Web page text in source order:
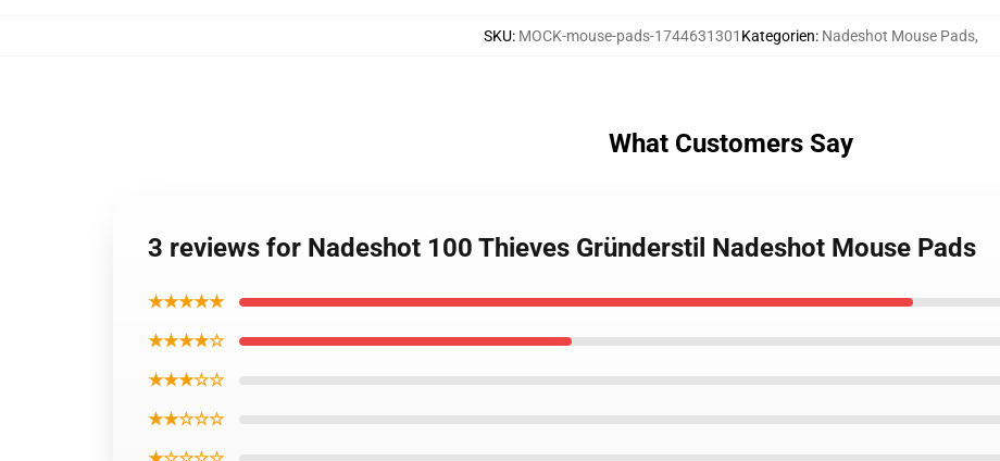
SKU: MOCK-mouse-pads-1744631301 Kategorien: Nadeshot Mouse Pads,
What Customers Say
3 reviews for Nadeshot 100 Thieves Gründerstil Nadeshot Mouse Pads
★★★★★
★★★★☆
★★★☆☆
★★☆☆☆